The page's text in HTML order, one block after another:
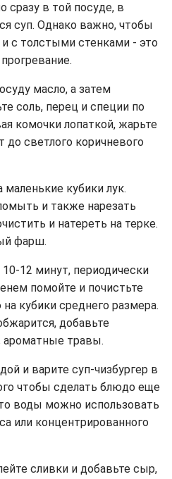
в той посуде, в
суп. Однако важно, чтобы
с толстыми стенками - это
масло, а затем
соль, перец и специи по
комочки лопаткой, жарьте
светлого коричневого
маленькие кубики лук.
и также нарезать
и натереть на терке.
фарш.
12 минут, периодически
помойте и почистьте
кубики среднего размера.
добавьте
ароматные травы.
и варите суп-чизбургер в
чтобы сделать блюдо еще
воды можно использовать
или концентрированного
сливки и добавьте сыр,